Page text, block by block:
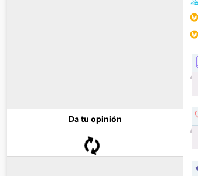
Da tu opinión